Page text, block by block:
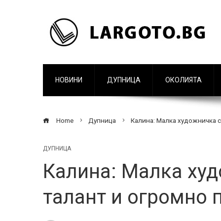
НОВИНИ ДУПНИЦА ОКОЛИЯТА
Home Дупница Калина: Малка художничка
ДУПНИЦА
Калина: Малка
талант и огромно